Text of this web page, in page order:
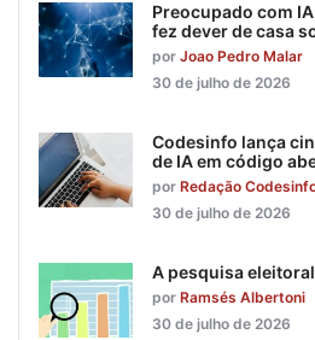
Preocupado com
fez dever de casa
por Joao Pedro Malar
30 de julho de 2026
Codesinfo lança
de IA em código
por Redação
30 de julho de 2026
A pesquisa
por Ramsés Albertoni
30 de julho de 2026